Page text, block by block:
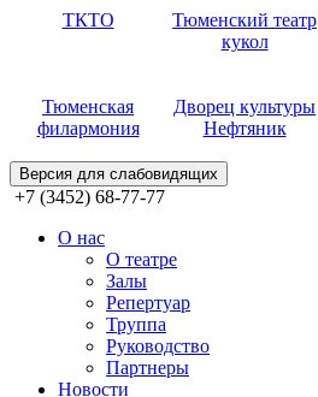
ТКТО
Тюменский театр
кукол
Тюменская
филармония
Дворец культуры
Нефтяник
Версия для слабовидящих
+7 (3452) 68-77-77
О нас
О театре
Залы
Репертуар
Труппа
Руководство
Партнеры
Новости